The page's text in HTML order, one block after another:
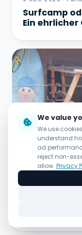
Surfcamp
Ein ehrlicher
Packliste
Ehrlicher
We value
We use
understand
ad
reject non-
allow. Privacy